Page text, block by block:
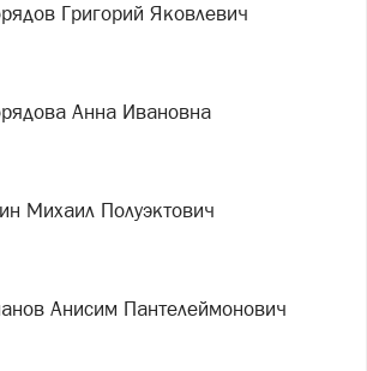
Григорий Яковлевич
Анна Ивановна
Михаил Полуэктович
Анисим Пантелеймонович